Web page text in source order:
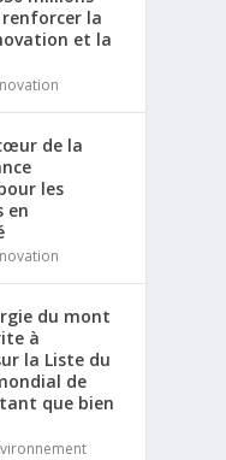
renforcer la
et la
de la
les
en
du mont
à
la Liste du
de
tant que bien